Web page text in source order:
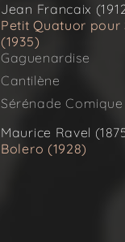
Jean Francaix
Petit Quatuor pour
(1935)
Gaguenardise
Cantilène
Sérénade Comique
Maurice Ravel
Bolero (1928)